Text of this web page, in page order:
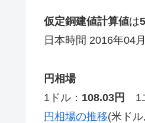
仮定銅建値計算値は
日本時間 2016年04
円相場
1ドル： 108.03円 1
円相場の推移(米ド